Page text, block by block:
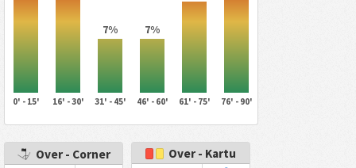
7% 7%
0' - 15' 16' - 30' 31' - 45' 46' - 60' 61' - 75' 76' - 90'
Over - Corner Over - Kartu